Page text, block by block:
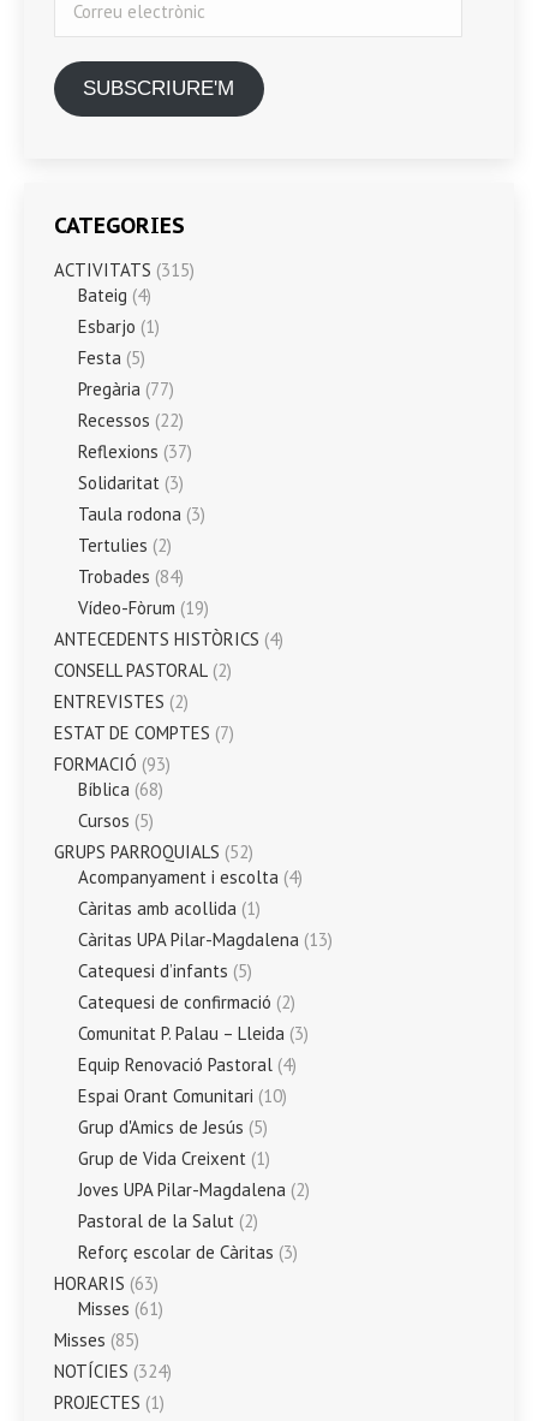
electrònic
SUBSCRIURE'M
CATEGORIES
ACTIVITATS (315)
Bateig (4)
Esbarjo (1)
Festa (5)
Pregària (77)
Recessos (22)
Reflexions (37)
Solidaritat (3)
Taula rodona (3)
Tertulies (2)
Trobades (84)
Vídeo-Fòrum (19)
ANTECEDENTS HISTÒRICS (4)
CONSELL PASTORAL (2)
ENTREVISTES (2)
ESTAT DE COMPTES (7)
FORMACIÓ (93)
Bíblica (68)
Cursos (5)
GRUPS PARROQUIALS (52)
Acompanyament i escolta (4)
Càritas amb acollida (1)
Càritas UPA Pilar-Magdalena (13)
Catequesi d’infants (5)
Catequesi de confirmació (2)
Comunitat P. Palau – Lleida (3)
Equip Renovació Pastoral (4)
Espai Orant Comunitari (10)
Grup d'Amics de Jesús (5)
Grup de Vida Creixent (1)
Joves UPA Pilar-Magdalena (2)
Pastoral de la Salut (2)
Reforç escolar de Càritas (3)
HORARIS (63)
Misses (61)
Misses (85)
NOTÍCIES (324)
PROJECTES (1)